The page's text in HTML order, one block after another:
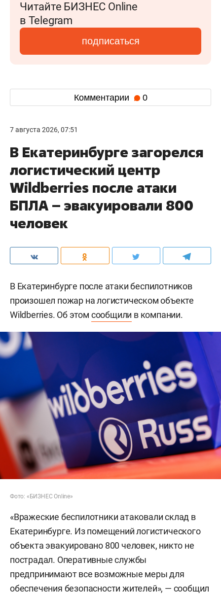
Читайте БИЗНЕС Online
в Telegram
подписаться
Комментарии 0
7 августа 2026, 07:51
В Екатеринбурге загорелся
логистический центр
Wildberries после атаки
БПЛА – эвакуировали 800
человек
В Екатеринбурге после атаки беспилотников
произошел пожар на логистическом объекте
Wildberries. Об этом сообщили в компании.
Фото: «БИЗНЕС Online»
«Вражеские беспилотники атаковали склад в
Екатеринбурге. Из помещений логистического
объекта эвакуировано 800 человек, никто не
пострадал. Оперативные службы
предпринимают все возможные меры для
обеспечения безопасности жителей», — сообщил